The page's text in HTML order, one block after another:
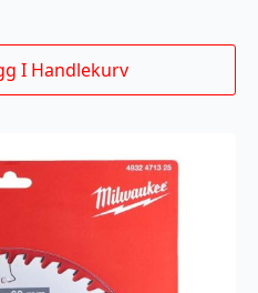
I Handlekurv